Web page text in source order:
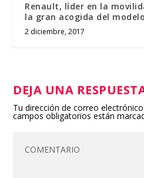
Renault, líder en la
la gran acogida del
2 diciembre, 2017
DEJA UNA
Tu dirección de correo
campos obligatorios están